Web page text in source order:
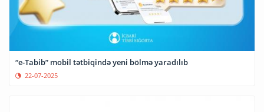
“e-Tabib” mobil tətbiqində yeni bölmə yaradılıb
22-07-2025